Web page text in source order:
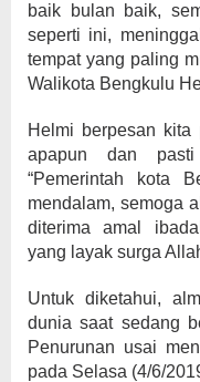
baik bulan baik,
seperti ini,
tempat yang paling
Walikota Bengkulu
Helmi berpesan kita
apapun dan
“Pemerintah kota
mendalam, semoga
diterima amal
yang layak surga
Untuk diketahui,
dunia saat sedang
Penurunan usai
pada Selasa (4/6/